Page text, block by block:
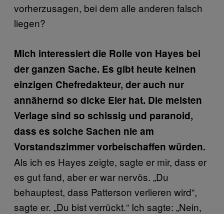
vorherzusagen, bei dem alle anderen falsch
liegen?
Mich interessiert die Rolle von Hayes bei
der ganzen Sache. Es gibt heute keinen
einzigen Chefredakteur, der auch nur
annähernd so dicke Eier hat. Die meisten
Verlage sind so schissig und paranoid,
dass es solche Sachen nie am
Vorstandszimmer vorbeischaffen würden.
Als ich es Hayes zeigte, sagte er mir, dass er
es gut fand, aber er war nervös. „Du
behauptest, dass Patterson verlieren wird“,
sagte er. „Du bist verrückt.“ Ich sagte: „Nein,